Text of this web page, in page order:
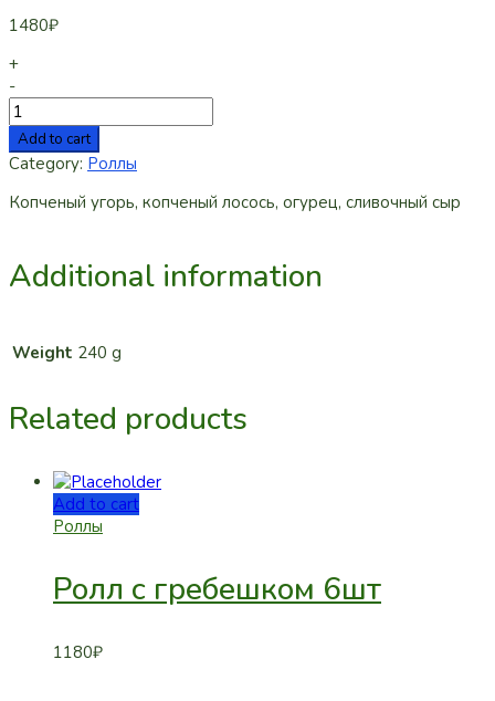
1480₽
+
-
Add to cart
Category: Роллы
Копченый угорь, копченый лосось, огурец, сливочный сыр
Additional information
Weight 240 g
Related products
Add to cart
Роллы
Ролл с гребешком 6шт
1180₽